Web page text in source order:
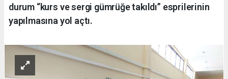
durum “kurs ve sergi gümrüğe takıldı” esprilerinin
yapılmasına yol açtı.